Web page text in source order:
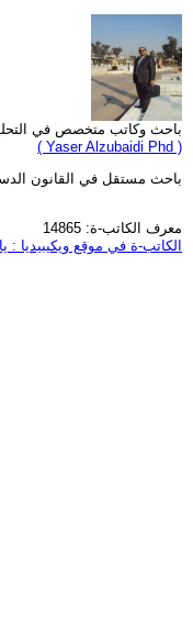
باحث وكاتب متخصص في
( Yaser Alzubaidi Phd )
باحث مستقل في القانون
معرف الكاتب-ة: 14865
الكاتب-ة في موقع